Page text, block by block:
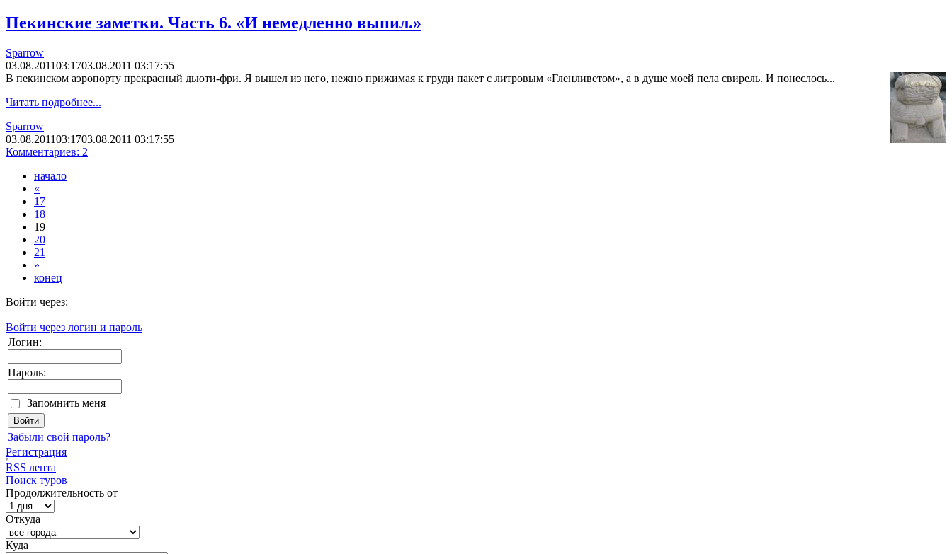
Пекинские заметки. Часть 6. «И немедленно выпил.»
Sparrow
03.08.201103:1703.08.2011 03:17:55
В пекинском аэропорту прекрасный дьюти-фри. Я вышел из него, нежно прижимая к груди пакет с литровым «Гленливетом», а в душе моей пела свирель. И понеслось...
Читать подробнее...
Sparrow
03.08.201103:1703.08.2011 03:17:55
Комментариев: 2
начало
«
17
18
19
20
21
»
конец
Войти через:
Войти через логин и пароль
Логин:
Пароль:
Запомнить меня
Забыли свой пароль?
Регистрация
RSS лента
Поиск туров
Продолжительность от
Откуда
Куда